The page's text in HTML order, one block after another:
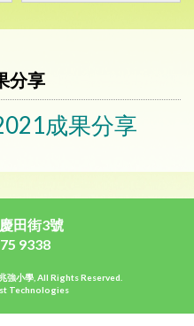
分享
成果分享
田街3號
9338
小學, All Rights Reserved.
Technologies